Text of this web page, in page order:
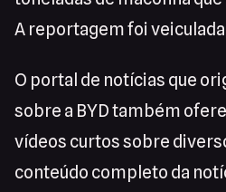
A reportagem foi veiculada
O portal de notícias que
sobre a BYD também
vídeos curtos sobre
conteúdo completo da